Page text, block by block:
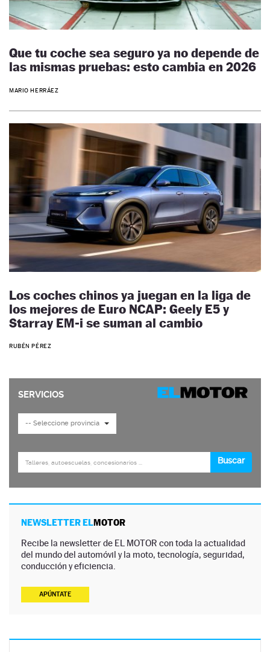
Que tu coche sea seguro ya no depende de
las mismas pruebas: esto cambia en 2026
MARIO HERRÁEZ
Los coches chinos ya juegan en la liga de
los mejores de Euro NCAP: Geely E5 y
Starray EM-i se suman al cambio
RUBÉN PÉREZ
NEWSLETTER ELMOTOR
Recibe la newsletter de EL MOTOR con toda la actualidad
del mundo del automóvil y la moto, tecnología, seguridad,
conducción y eficiencia.
APÚNTATE